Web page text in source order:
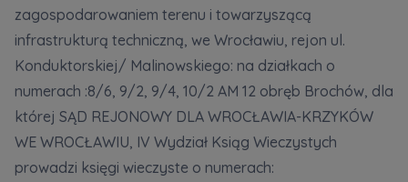
zagospodarowaniem terenu i towarzyszącą
infrastrukturą techniczną, we Wrocławiu, rejon ul.
Konduktorskiej/ Malinowskiego: na działkach o
numerach :8/6, 9/2, 9/4, 10/2 AM 12 obręb Brochów, dla
której SĄD REJONOWY DLA WROCŁAWIA-KRZYKÓW
WE WROCŁAWIU, IV Wydział Ksiąg Wieczystych
prowadzi księgi wieczyste o numerach:
Rozwiń
Każdej osobie przysługuje prawo dostępu do
treści swoich... *
Rozwiń
Zawiadomienia o nabyciu lub posiadaniu znacznego
pakietu akcji proszę wysyłać na